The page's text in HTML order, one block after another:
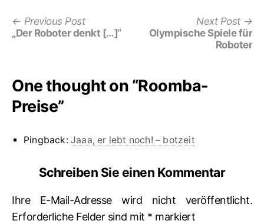
Beitrags-
Navigation
Previous PostPrevious
post:
„Der Roboter denkt […]“
Next Post
Olympische Spiele für
Roboter
One thought on “Roomba-
Preise”
Pingback: Jaaa, er lebt noch! – botzeit
Schreiben Sie einen Kommentar
Ihre E-Mail-Adresse wird nicht veröffentlicht.
Erforderliche Felder sind mit * markiert